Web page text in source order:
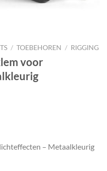
/ TOEBEHOREN / RIGGING
voor
– Metaalkleurig